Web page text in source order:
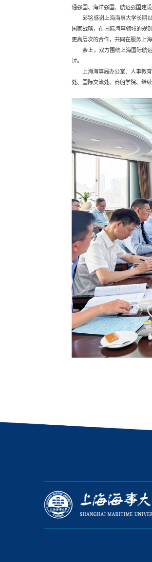
通强国、海洋强国、航运强国建设
邱铭感谢上海海事大学长期
国家战略，在国际海事领域的规
更高层次的合作，共同在服务上
会上，双方围绕上海国际航
讨。
上海海事局办公室、人事教
处、国际交流处、商船学院、继